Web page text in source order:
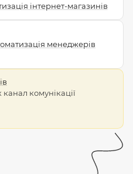
інтернет-магазинів
менеджерів
комунікації